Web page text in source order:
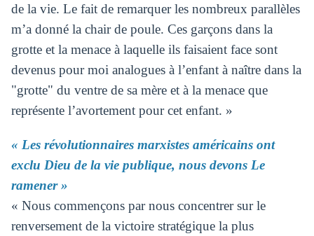
de la vie. Le fait de remarquer les nombreux parallèles
m’a donné la chair de poule. Ces garçons dans la
grotte et la menace à laquelle ils faisaient face sont
devenus pour moi analogues à l’enfant à naître dans la
"grotte" du ventre de sa mère et à la menace que
représente l’avortement pour cet enfant. »
« Les révolutionnaires marxistes américains ont
exclu Dieu de la vie publique, nous devons Le
ramener »
« Nous commençons par nous concentrer sur le
renversement de la victoire stratégique la plus